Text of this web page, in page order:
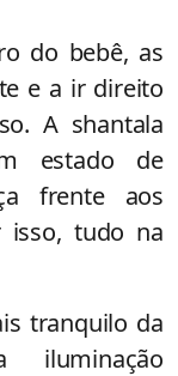
do bebê, as
e a ir direito
A shantala
estado de
frente aos
isso, tudo na
tranquilo da